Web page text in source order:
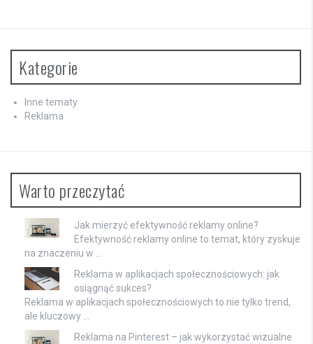
Kategorie
Inne tematy
Reklama
Warto przeczytać
Jak mierzyć efektywność reklamy online?
Efektywność reklamy online to temat, który zyskuje
na znaczeniu w …
Reklama w aplikacjach społecznościowych: jak
osiągnąć sukces?
Reklama w aplikacjach społecznościowych to nie tylko trend,
ale kluczowy …
Reklama na Pinterest – jak wykorzystać wizualne